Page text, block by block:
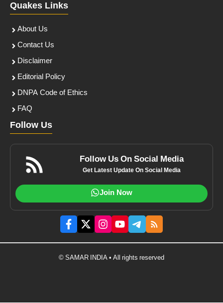
Quakes Links
About Us
Contact Us
Disclaimer
Editorial Policy
DNPA Code of Ethics
FAQ
Follow Us
Follow Us On Social Media
Get Latest Update On Social Media
Join Now
© SAMAR INDIA • All rights reserved